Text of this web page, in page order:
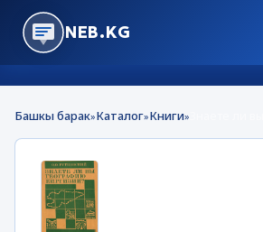
NEB.KG
Башкы барак»Каталог»Книги»